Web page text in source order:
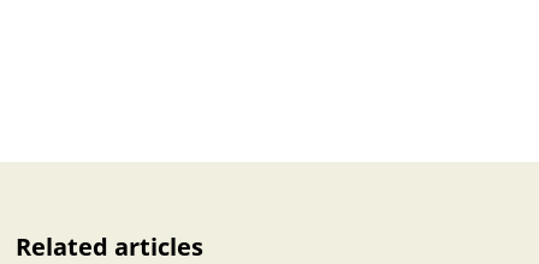
Related articles